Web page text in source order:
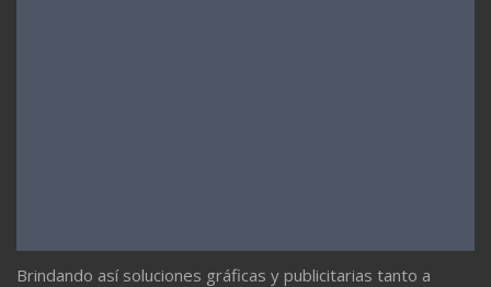
Brindando así soluciones gráficas y publicitarias tanto a